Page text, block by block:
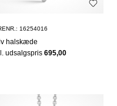
16254016
halskæde
udsalgspris695,00